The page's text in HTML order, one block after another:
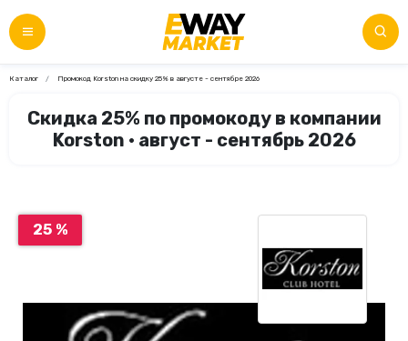
Каталог Промокод Korston на скидку 25% в августе - сентябре 2026
Скидка 25% по промокоду в компании
Korston • август - сентябрь 2026
25 %